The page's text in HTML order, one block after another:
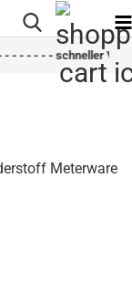
- - - - schneller
Meterware